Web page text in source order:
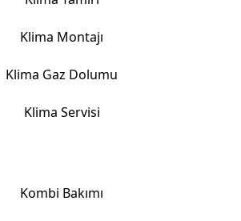
Klima Montajı
Klima Gaz Dolumu
Klima Servisi
Kombi Bakımı